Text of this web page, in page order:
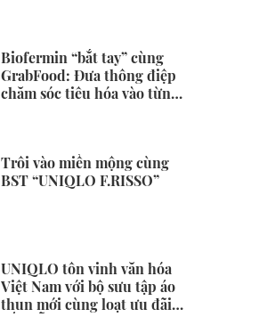
Biofermin “bắt tay” cùng
GrabFood: Đưa thông điệp
chăm sóc tiêu hóa vào từng
Trôi vào miền mộng cùng
BST “UNIQLO F.RISSO”
UNIQLO tôn vinh văn hóa
Việt Nam với bộ sưu tập áo
thun mới cùng loạt ưu đãi